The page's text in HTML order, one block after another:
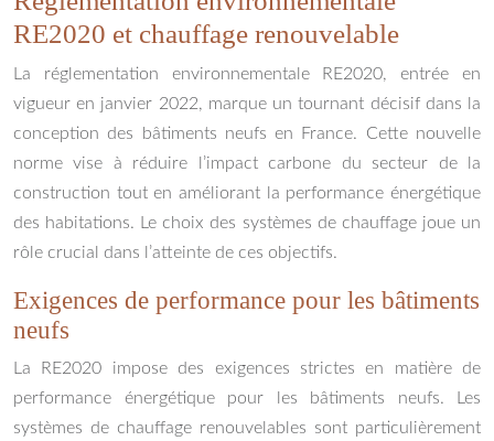
RE2020 et chauffage renouvelable
La réglementation environnementale RE2020, entrée en
vigueur en janvier 2022, marque un tournant décisif dans la
conception des bâtiments neufs en France. Cette nouvelle
norme vise à réduire l’impact carbone du secteur de la
construction tout en améliorant la performance énergétique
des habitations. Le choix des systèmes de chauffage joue un
rôle crucial dans l’atteinte de ces objectifs.
Exigences de performance pour les bâtiments
neufs
La RE2020 impose des exigences strictes en matière de
performance énergétique pour les bâtiments neufs. Les
systèmes de chauffage renouvelables sont particulièrement